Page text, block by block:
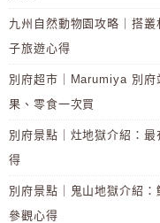
九州自然動物園攻略｜搭
子旅遊心得
別府超市｜Marumiya 別府
果、零食一次買
別府景點｜灶地獄介紹：
得
別府景點｜鬼山地獄介紹
參觀心得